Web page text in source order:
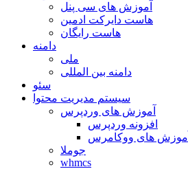
آموزش های سی پنل
هاست دایرکت ادمین
هاست رایگان
دامنه
ملی
دامنه بین المللی
سئو
سیستم مدیریت محتوا
آموزش های وردپرس
افزونه وردپرس
آموزش های ووکامرس
جوملا
whmcs